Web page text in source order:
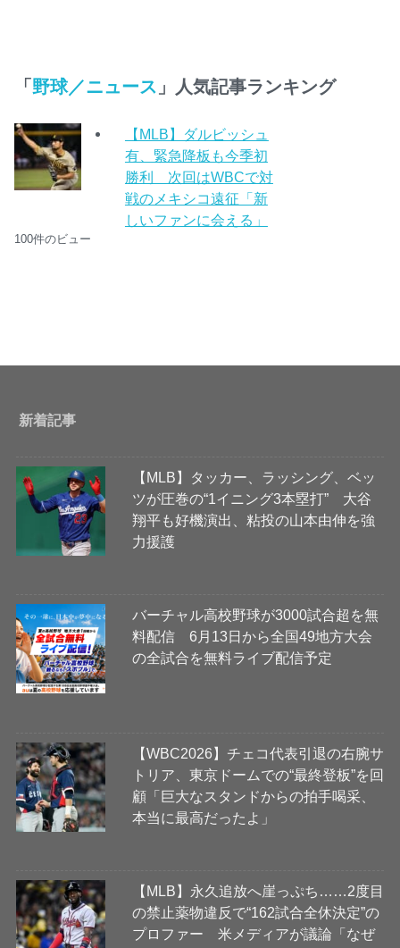
「 野球／ニュース 」人気記事ランキング
【MLB】ダルビッシュ
有、緊急降板も今季初
勝利 次回はWBCで対
戦のメキシコ遠征「新
しいファンに会える」
100件のビュー
新着記事
【MLB】タッカー、ラッシング、ベッ
ツが圧巻の“1イニング3本塁打” 大谷
翔平も好機演出、粘投の山本由伸を強
力援護
バーチャル高校野球が3000試合超を無
料配信 6月13日から全国49地方大会
の全試合を無料ライブ配信予定
【WBC2026】チェコ代表引退の右腕サ
トリア、東京ドームでの“最終登板”を回
顧「巨大なスタンドからの拍手喝采、
本当に最高だったよ」
【MLB】永久追放へ崖っぷち……2度目
の禁止薬物違反で“162試合全休決定”の
プロファー 米メディアが議論「なぜ